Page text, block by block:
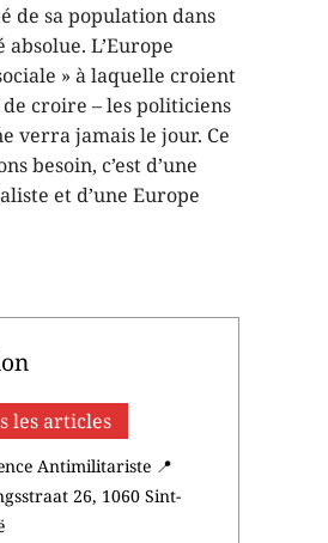
de sa population dans
L’Europe
» à laquelle croient
croire – les politiciens
verra jamais le jour. Ce
besoin, c’est d’une
et d’une Europe
les articles
Antimilitariste 📍
26, 1060 Sint-